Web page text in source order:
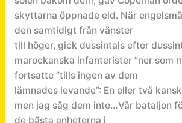
skyttarna öppnade eld. När
den samtidigt från vänster
till höger, gick dussintals efter
marockanska infanterister ”ner som
fortsatte ”tills ingen av dem
lämnades levande”: En eller två
men jag såg dem inte…Vår bataljon
de bästa enheterna i